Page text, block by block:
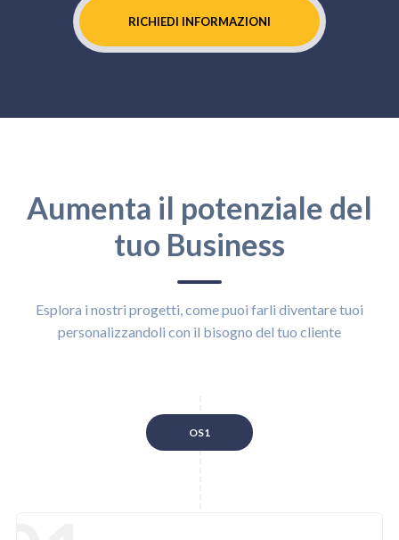
RICHIEDI INFORMAZIONI
Aumenta il potenziale del
tuo Business
Esplora i nostri progetti, come puoi farli diventare tuoi
personalizzandoli con il bisogno del tuo cliente
OS1